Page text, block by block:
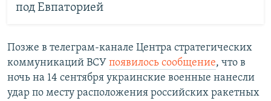
под Евпаторией
Позже в телеграм-канале Центра стратегических
коммуникаций ВСУ появилось сообщение, что в
ночь на 14 сентября украинские военные нанесли
удар по месту расположения российских ракетных